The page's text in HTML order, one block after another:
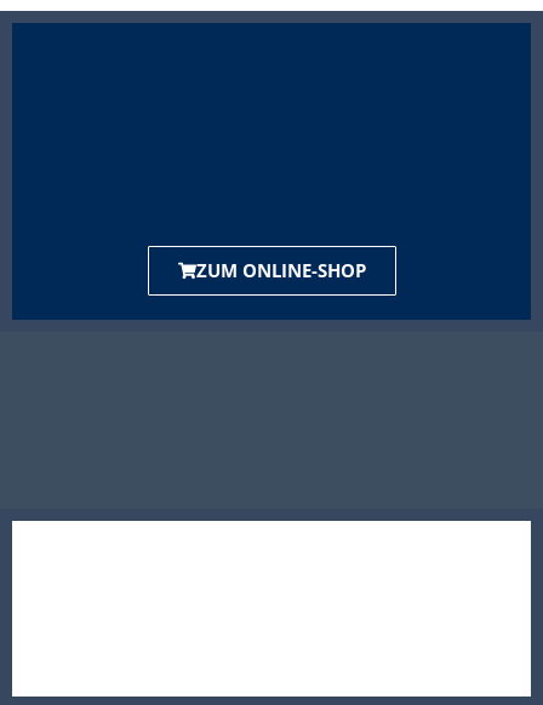
ZUM ONLINE-SHOP